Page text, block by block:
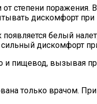
степени поражения.
дискомфорт при
белый
дискомфорт
и пищевод,
только врачом.